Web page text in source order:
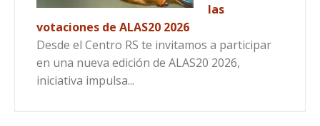
las
votaciones de ALAS20 2026
Desde el Centro RS te invitamos a participar
en una nueva edición de ALAS20 2026,
iniciativa impulsa...